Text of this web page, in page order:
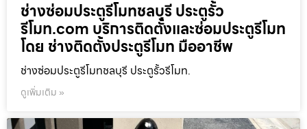
ช่างซ่อมประตูรีโมทชลบุรี ประตูรั้ว
รีโมท.com บริการติดตั้งและซ่อมประตูรีโมท
โดย ช่างติดตั้งประตูรีโมท มืออาชีพ
ช่างซ่อมประตูรีโมทชลบุรี ประตูรั้วรีโมท.
ดูเพิ่มเติม »